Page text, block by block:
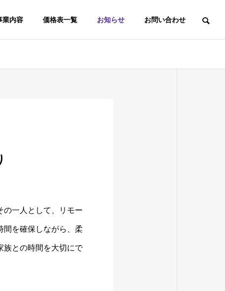
業内容 価格表一覧 お知らせ お問い合わせ
の一人として、リモー
間を確保しながら、柔
族との時間を大切にで